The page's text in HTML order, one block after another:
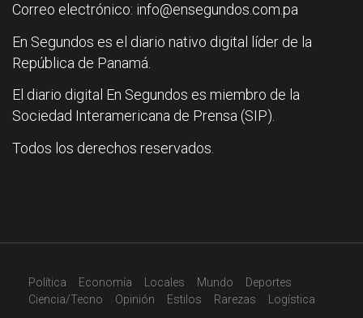
Correo electrónico: info@ensegundos.com.pa
En Segundos es el diario nativo digital líder de la
República de Panamá.
El diario digital En Segundos es miembro de la
Sociedad Interamericana de Prensa (SIP).
Todos los derechos reservados.
Política Economía Locales Mundo
Deportes
Ciencia/Tecno
Opinión Estilos Rarezas Logística